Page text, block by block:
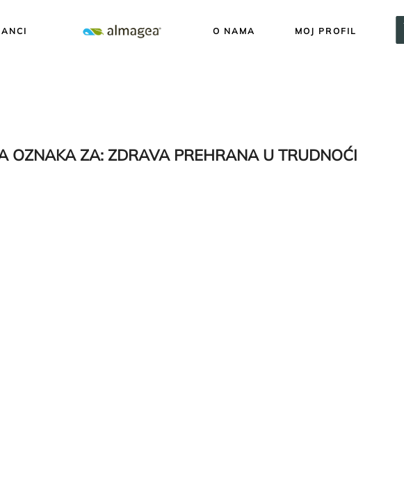
O NAMA MOJ PROFIL
OZNAKA ZA: ZDRAVA PREHRANA U TRUDNOĆI